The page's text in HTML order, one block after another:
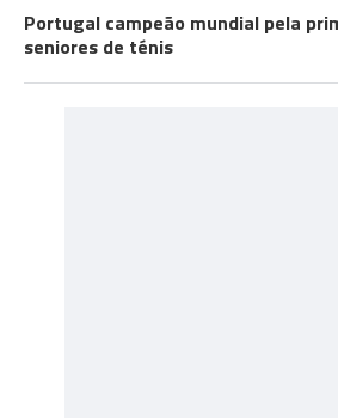
Portugal campeão mundial pela
seniores de ténis